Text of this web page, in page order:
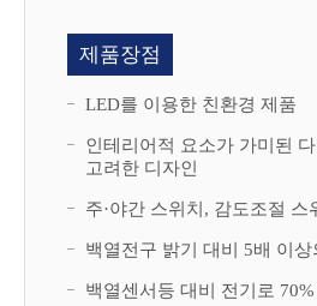
제품장점
LED를 이용한 친환경 제품
인테리어적 요소가 가미된
고려한 디자인
주·야간 스위치, 감도조절 스
백열전구 밝기 대비 5배 이
백열센서등 대비 전기로